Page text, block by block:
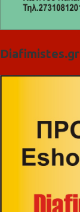
Diafimistes.gr